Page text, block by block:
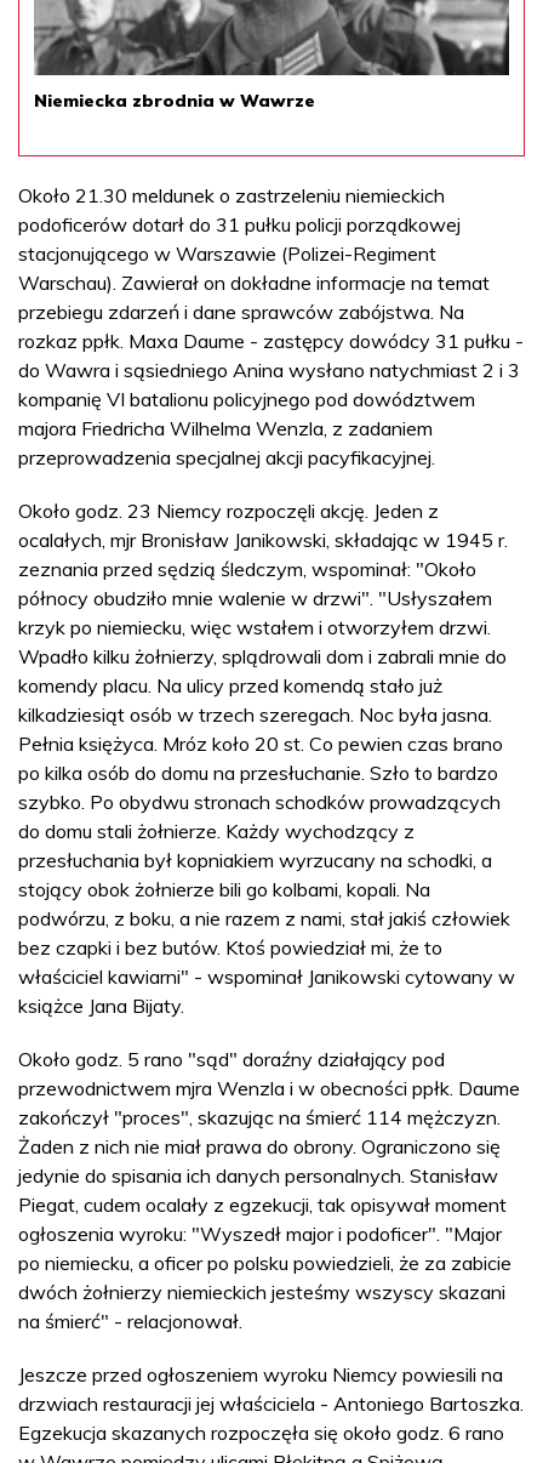
Niemiecka zbrodnia w Wawrze
Około 21.30 meldunek o zastrzeleniu niemieckich
podoficerów dotarł do 31 pułku policji porządkowej
stacjonującego w Warszawie (Polizei-Regiment
Warschau). Zawierał on dokładne informacje na temat
przebiegu zdarzeń i dane sprawców zabójstwa. Na
rozkaz ppłk. Maxa Daume - zastępcy dowódcy 31 pułku -
do Wawra i sąsiedniego Anina wysłano natychmiast 2 i 3
kompanię VI batalionu policyjnego pod dowództwem
majora Friedricha Wilhelma Wenzla, z zadaniem
przeprowadzenia specjalnej akcji pacyfikacyjnej.
Około godz. 23 Niemcy rozpoczęli akcję. Jeden z
ocalałych, mjr Bronisław Janikowski, składając w 1945 r.
zeznania przed sędzią śledczym, wspominał: "Około
północy obudziło mnie walenie w drzwi". "Usłyszałem
krzyk po niemiecku, więc wstałem i otworzyłem drzwi.
Wpadło kilku żołnierzy, splądrowali dom i zabrali mnie do
komendy placu. Na ulicy przed komendą stało już
kilkadziesiąt osób w trzech szeregach. Noc była jasna.
Pełnia księżyca. Mróz koło 20 st. Co pewien czas brano
po kilka osób do domu na przesłuchanie. Szło to bardzo
szybko. Po obydwu stronach schodków prowadzących
do domu stali żołnierze. Każdy wychodzący z
przesłuchania był kopniakiem wyrzucany na schodki, a
stojący obok żołnierze bili go kolbami, kopali. Na
podwórzu, z boku, a nie razem z nami, stał jakiś człowiek
bez czapki i bez butów. Ktoś powiedział mi, że to
właściciel kawiarni" - wspominał Janikowski cytowany w
książce Jana Bijaty.
Około godz. 5 rano "sąd" doraźny działający pod
przewodnictwem mjra Wenzla i w obecności ppłk. Daume
zakończył "proces", skazując na śmierć 114 mężczyzn.
Żaden z nich nie miał prawa do obrony. Ograniczono się
jedynie do spisania ich danych personalnych. Stanisław
Piegat, cudem ocalały z egzekucji, tak opisywał moment
ogłoszenia wyroku: "Wyszedł major i podoficer". "Major
po niemiecku, a oficer po polsku powiedzieli, że za zabicie
dwóch żołnierzy niemieckich jesteśmy wszyscy skazani
na śmierć" - relacjonował.
Jeszcze przed ogłoszeniem wyroku Niemcy powiesili na
drzwiach restauracji jej właściciela - Antoniego Bartoszka.
Egzekucja skazanych rozpoczęła się około godz. 6 rano